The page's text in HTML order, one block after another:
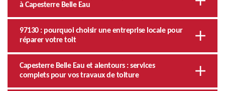
à Capesterre Belle Eau
97130 : pourquoi choisir une entreprise locale pour
réparer votre toit
Capesterre Belle Eau et alentours : services
complets pour vos travaux de toiture